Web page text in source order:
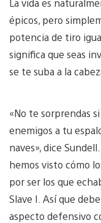
épicos, pero
potencia de tiro
significa que seas
se te suba a la
«No te sorprendas
enemigos a tu
naves», dice
hemos visto cómo
por ser los que
Slave I. Así que
aspecto defensivo